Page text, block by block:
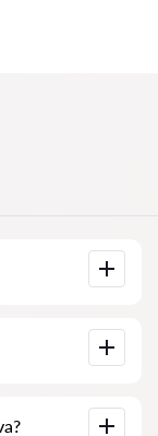
číslo a
uměle